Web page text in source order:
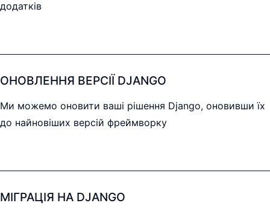
додатків
ОНОВЛЕННЯ ВЕРСІЇ DJANGO
Ми можемо оновити ваші рішення Django, оновивши їх
до найновіших версій фреймворку
МІГРАЦІЯ НА DJANGO